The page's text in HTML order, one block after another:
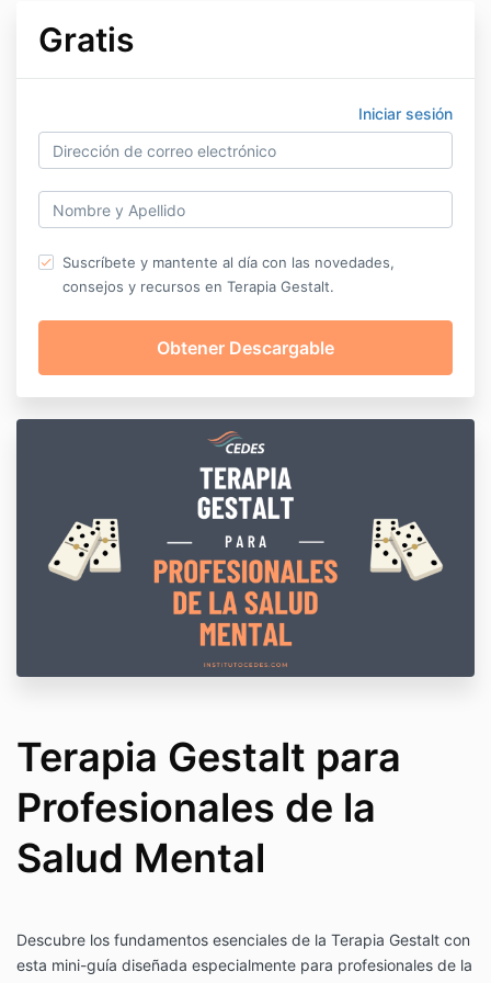
Gratis
Iniciar sesión
Suscríbete y mantente al día con las novedades,
consejos y recursos en Terapia Gestalt.
Terapia Gestalt para
Profesionales de la
Salud Mental
Descubre los fundamentos esenciales de la Terapia Gestalt con
esta mini-guía diseñada especialmente para profesionales de la